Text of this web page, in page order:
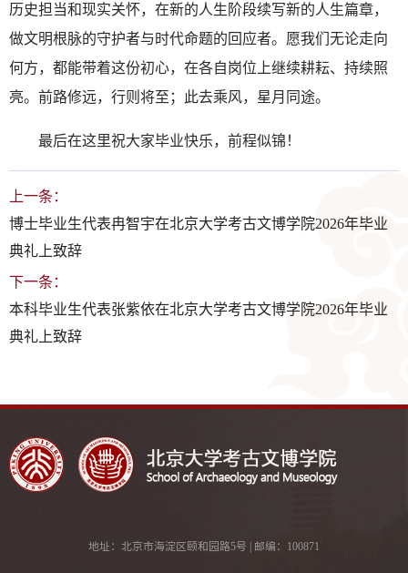
历史担当和现实关怀，在新的人生阶段续写新的人生篇章，
做文明根脉的守护者与时代命题的回应者。愿我们无论走向
何方，都能带着这份初心，在各自岗位上继续耕耘、持续照
亮。前路修远，行则将至；此去乘风，星月同途。
最后在这里祝大家毕业快乐，前程似锦！
上一条：
博士毕业生代表冉智宇在北京大学考古文博学院2026年毕业
典礼上致辞
下一条：
本科毕业生代表张紫依在北京大学考古文博学院2026年毕业
典礼上致辞
地址：北京市海淀区颐和园路5号 | 邮编：100871